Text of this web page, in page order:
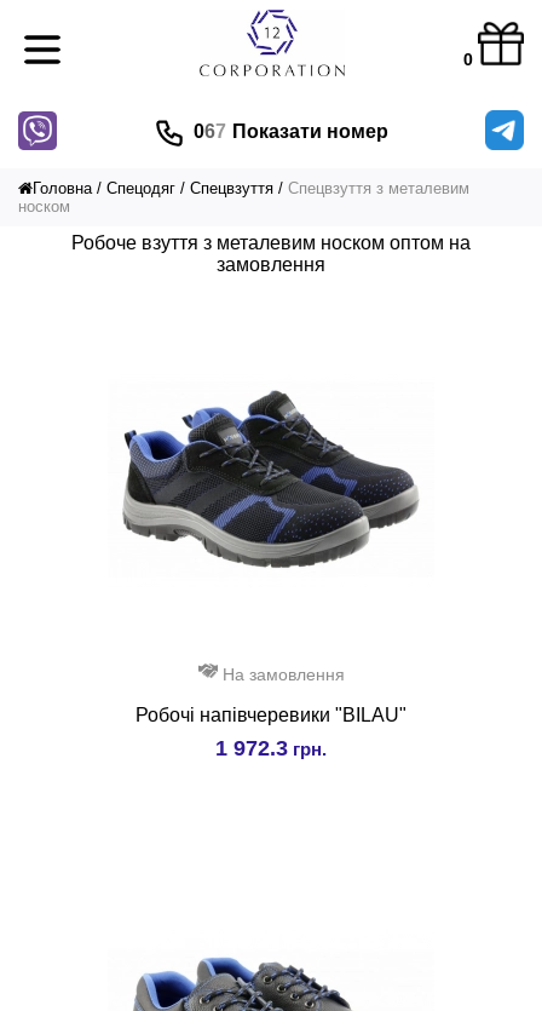
0
067 Показати номер
Головна Спецодяг Спецвзуття
Спецвзуття з металевим
носком
Робоче взуття з металевим носком оптом на
замовлення
На замовлення
Робочі напівчеревики "BILAU"
1 972.3 грн.